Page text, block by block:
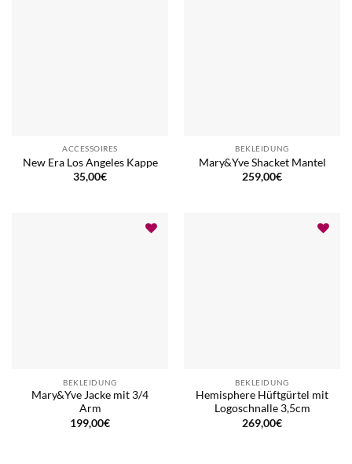
ACCESSOIRES
New Era Los Angeles Kappe
35,00€
BEKLEIDUNG
Mary&Yve Shacket Mantel
259,00€
BEKLEIDUNG
Mary&Yve Jacke mit 3/4
Arm
199,00€
BEKLEIDUNG
Hemisphere Hüftgürtel mit
Logoschnalle 3,5cm
269,00€